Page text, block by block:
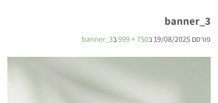
banner_3
פורסם 19/08/2025ב750 × 999 בbanner_3